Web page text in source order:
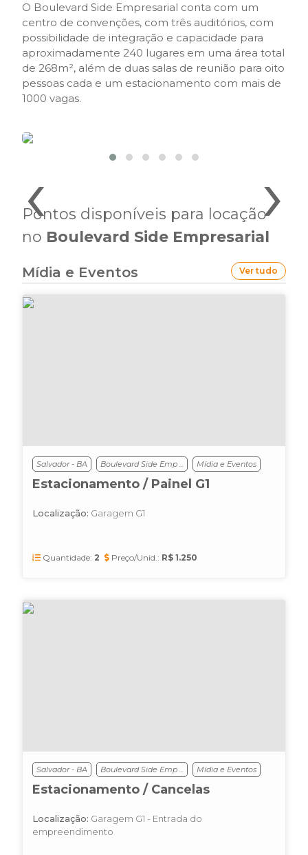
O Boulevard Side Empresarial conta com um
centro de convenções, com três auditórios, com
possibilidade de integração e capacidade para
aproximadamente 240 lugares em uma área total
de 268m², além de duas salas de reunião para oito
pessoas cada e um estacionamento com mais de
1000 vagas.
‹ ›
Pontos disponíveis para locação
no Boulevard Side Empresarial
Ver tudo
Mídia e Eventos
Salvador - BA Boulevard Side Emp ... Mídia e Eventos
Estacionamento / Painel G1
Localização: Garagem G1
Quantidade: 2 Preço/Unid.: R$ 1.250
Salvador - BA Boulevard Side Emp ... Mídia e Eventos
Estacionamento / Cancelas
Localização: Garagem G1 - Entrada do
empreendimento